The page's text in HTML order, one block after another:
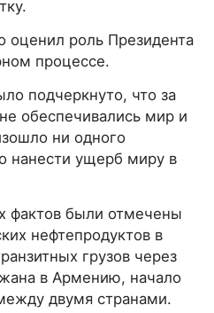
оценил роль Президента
процессе.
подчеркнуто, что за
обеспечивались мир и
ни одного
нанести ущерб миру в
фактов были отмечены
нефтепродуктов в
грузов через
в Армению, начало
двумя странами.